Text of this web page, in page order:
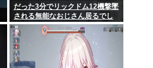
だった3分でリックドム12機撃墜
される無能なおじさん居るでし
ょ